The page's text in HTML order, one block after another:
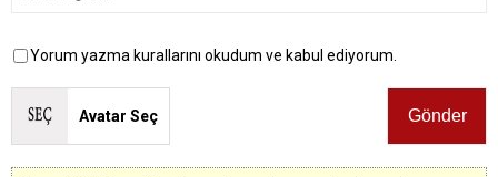
Yorum yazma kurallarını okudum ve kabul ediyorum.
Avatar Seç